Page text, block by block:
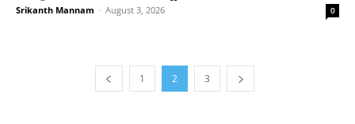
Srikanth Mannam - August 3, 2026 0
1 2 3